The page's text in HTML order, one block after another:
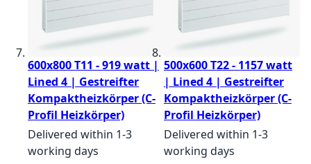
600x800 T11 - 919 watt |
Lined 4 | Gestreifter
Kompaktheizkörper (C-
Profil Heizkörper)
Delivered within 1-3
working days
500x600 T22 - 1157 watt
| Lined 4 | Gestreifter
Kompaktheizkörper (C-
Profil Heizkörper)
Delivered within 1-3
working days